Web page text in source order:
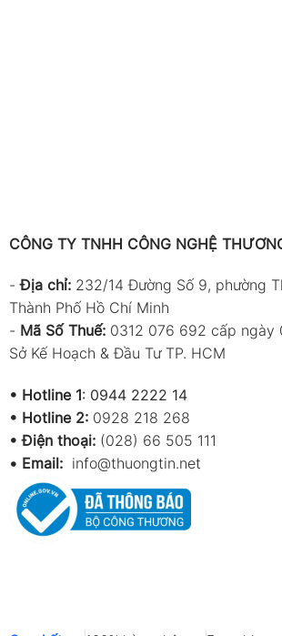
CÔNG TY TNHH CÔNG NGHỆ
-Địa chỉ: 232/14 Đường Số 9, phường
Thành Phố Hồ Chí Minh
- Mã Số Thuế: 0312 076 692 cấp ngày
Sở Kế Hoạch & Đầu Tư TP. HCM
• Hotline 1: 0944 2222 14
• Hotline 2: 0928 218 268
• Điện thoại: (028) 66 505 111
• Email: info@thuongtin.net